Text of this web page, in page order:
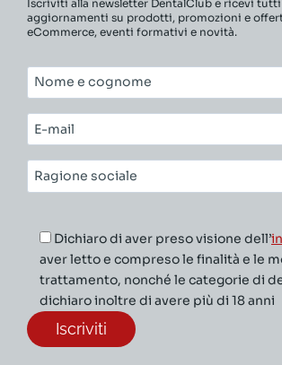
Iscriviti alla newsletter DentalClub e ricevi
aggiornamenti su prodotti, promozioni e
eCommerce, eventi formativi e novità.
Nome
e
cognome*
E-
mail*
Ragione
sociale*
Dichiaro di aver preso visione dell’
aver letto e compreso le finalità e le
trattamento, nonché le categorie di
dichiaro inoltre di avere più di 18 anni